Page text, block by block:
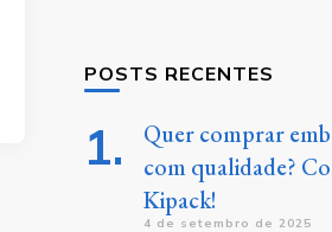
POSTS RECENTES
Quer comprar
com qualidade?
Kipack!
4 de setembro de 2025